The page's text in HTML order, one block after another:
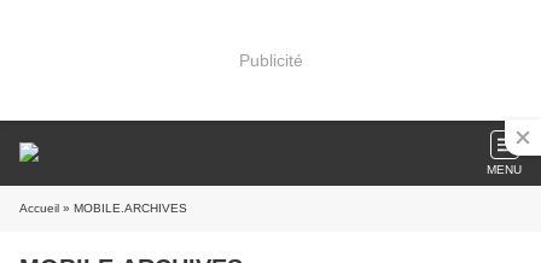
Publicité
MENU
Accueil » MOBILE.ARCHIVES